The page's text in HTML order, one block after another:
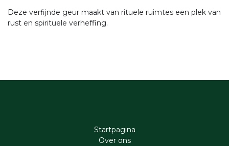
Deze verfijnde geur maakt van rituele ruimtes een plek van
rust en spirituele verheffing.
Startpagina
Ove​r​ ons